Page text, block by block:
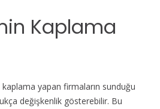
Kaplama
yapan firmaların sunduğu
değişkenlik gösterebilir. Bu